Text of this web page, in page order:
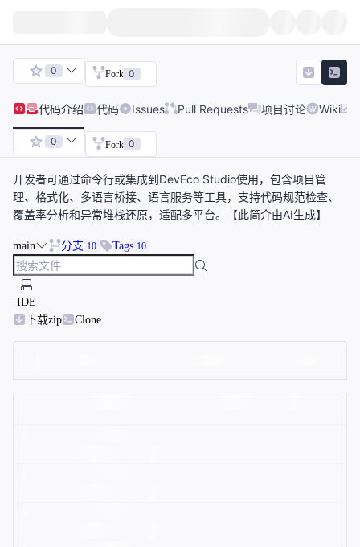
0 Fork 0
代码介绍 代码 Issues Pull Requests 项目讨论 Wiki
0 Fork 0
开发者可通过命令行或集成到DevEco Studio使用，包含项目管
理、格式化、多语言桥接、语言服务等工具，支持代码规范检查、
覆盖率分析和异常堆栈还原，适配多平台。【此简介由AI生成】
main 分支 10 Tags 10
IDE
下载zip
Clone